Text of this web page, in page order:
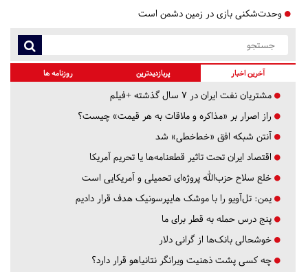
وحدت‌شکنی بازی در زمین دشمن است
آخرین اخبار پربازدیدترین روزنامه ها
مشتریان نفت ایران در ۷ سال گذشته +فیلم
راز اصرار بر «مذاکره و ملاقات به هر قیمت» چیست؟
آنتن شبکه افق «خط‌خطی» شد
اقتصاد ایران تحت تاثیر قطعنامه‌ها یا تحریم‌ آمریکا
خلع سلاح حزب‌الله پروژه‌ای تحمیلی و آمریکایی است
یمن: تل‌آویو را با موشک هایپرسونیک هدف قرار دادیم
پنج درس‌ حمله به قطر برای ما
خوشحالی بانک‌ها از گرانی دلار
چه کسی پشت ذهنیت ویرانگر نتانیاهو قرار دارد؟